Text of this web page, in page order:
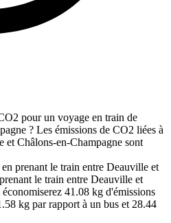
pour un voyage en train de
? Les émissions de CO2 liées à
et Châlons-en-Champagne sont
prenant le train entre Deauville et
le train entre Deauville et
41.08 kg d'émissions
kg par rapport à un bus et 28.44